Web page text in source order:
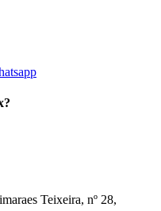
Teixeira, nº 28,